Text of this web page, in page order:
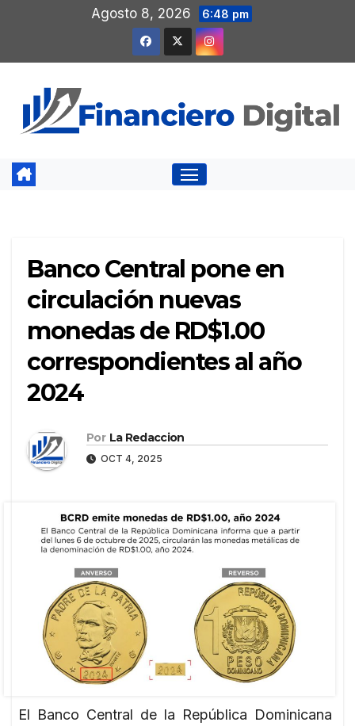
contenido
Agosto 8, 2026 6:48 pm
Banco Central pone en
circulación nuevas
monedas de RD$1.00
correspondientes al año
2024
Por La Redaccion
OCT 4, 2025
El Banco Central de la República Dominicana